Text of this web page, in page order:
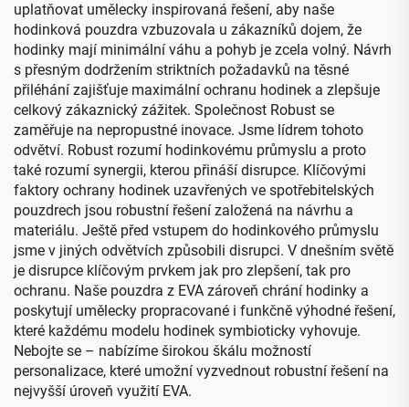
uplatňovat umělecky inspirovaná řešení, aby naše
hodinková pouzdra vzbuzovala u zákazníků dojem, že
hodinky mají minimální váhu a pohyb je zcela volný. Návrh
s přesným dodržením striktních požadavků na těsné
přiléhání zajišťuje maximální ochranu hodinek a zlepšuje
celkový zákaznický zážitek. Společnost Robust se
zaměřuje na nepropustné inovace. Jsme lídrem tohoto
odvětví. Robust rozumí hodinkovému průmyslu a proto
také rozumí synergii, kterou přináší disrupce. Klíčovými
faktory ochrany hodinek uzavřených ve spotřebitelských
pouzdrech jsou robustní řešení založená na návrhu a
materiálu. Ještě před vstupem do hodinkového průmyslu
jsme v jiných odvětvích způsobili disrupci. V dnešním světě
je disrupce klíčovým prvkem jak pro zlepšení, tak pro
ochranu. Naše pouzdra z EVA zároveň chrání hodinky a
poskytují umělecky propracované i funkčně výhodné řešení,
které každému modelu hodinek symbioticky vyhovuje.
Nebojte se – nabízíme širokou škálu možností
personalizace, které umožní vyzvednout robustní řešení na
nejvyšší úroveň využití EVA.